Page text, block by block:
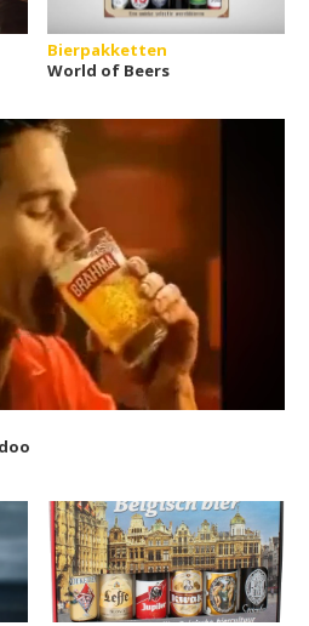
Bierpakketten
World of Beers